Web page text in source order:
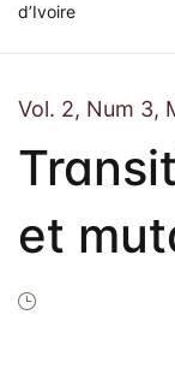
Actualités
d’Ivoire
Vol. 2, Num 3,
et
en